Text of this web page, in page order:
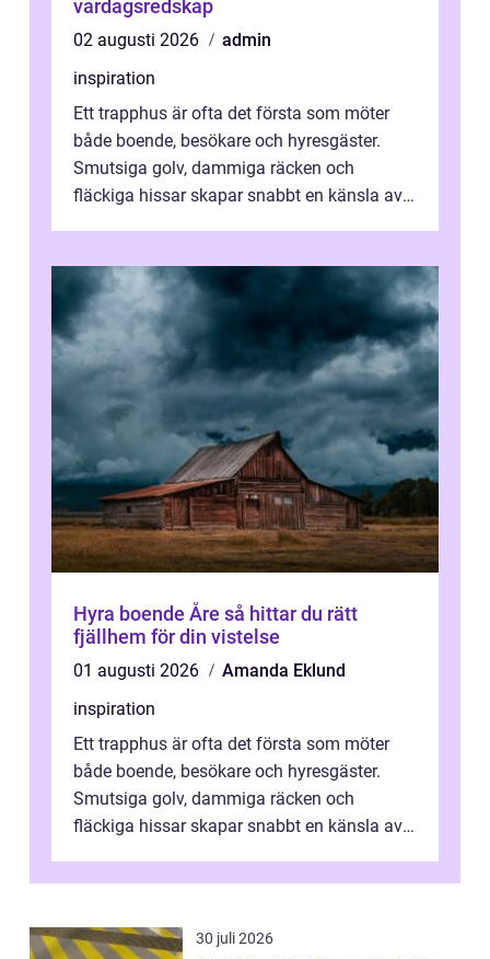
vardagsredskap
02 augusti 2026
admin
inspiration
Ett trapphus är ofta det första som möter
både boende, besökare och hyresgäster.
Smutsiga golv, dammiga räcken och
fläckiga hissar skapar snabbt en känsla av
Hyra boende Åre så hittar du rätt
fjällhem för din vistelse
01 augusti 2026
Amanda Eklund
inspiration
Ett trapphus är ofta det första som möter
både boende, besökare och hyresgäster.
Smutsiga golv, dammiga räcken och
fläckiga hissar skapar snabbt en känsla av
omtan...
30 juli 2026